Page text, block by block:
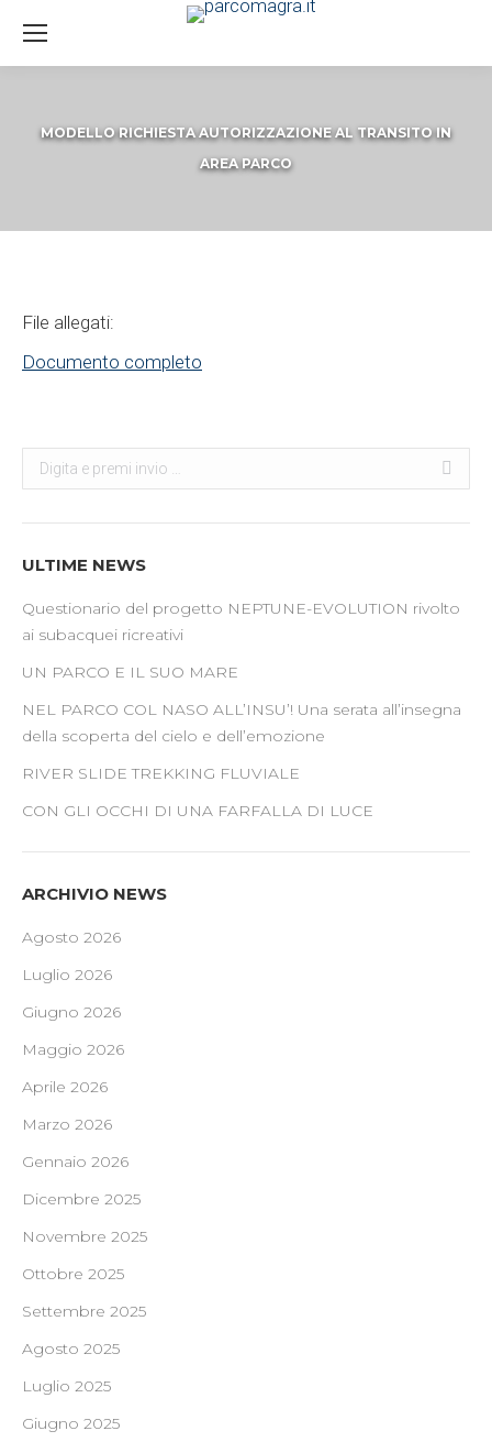
MODELLO RICHIESTA AUTORIZZAZIONE AL TRANSITO IN
AREA PARCO
File allegati:
Documento completo
Search:
Cerca
ULTIME NEWS
Questionario del progetto NEPTUNE-EVOLUTION rivolto
ai subacquei ricreativi
UN PARCO E IL SUO MARE
NEL PARCO COL NASO ALL’INSU’! Una serata all’insegna
della scoperta del cielo e dell’emozione
RIVER SLIDE TREKKING FLUVIALE
CON GLI OCCHI DI UNA FARFALLA DI LUCE
ARCHIVIO NEWS
Agosto 2026
Luglio 2026
Giugno 2026
Maggio 2026
Aprile 2026
Marzo 2026
Gennaio 2026
Dicembre 2025
Novembre 2025
Ottobre 2025
Settembre 2025
Agosto 2025
Luglio 2025
Giugno 2025